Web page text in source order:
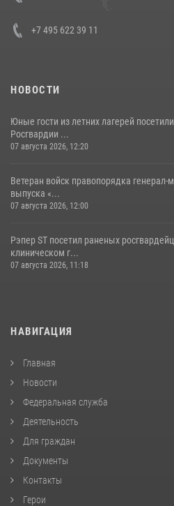
+7 495 622 39 11
НОВОСТИ
Юные гости из летних лагерей
Росгвардии ...
07 августа 2026, 12:20
Ветеран войск правопорядка
выпуска «...
07 августа 2026, 12:00
Рэпер ST посетил раненых
клиническом г...
07 августа 2026, 11:18
НАВИГАЦИЯ
Главная
Новости
Федеральная служба
Деятельность
Для граждан
Документы
Контакты
Герои